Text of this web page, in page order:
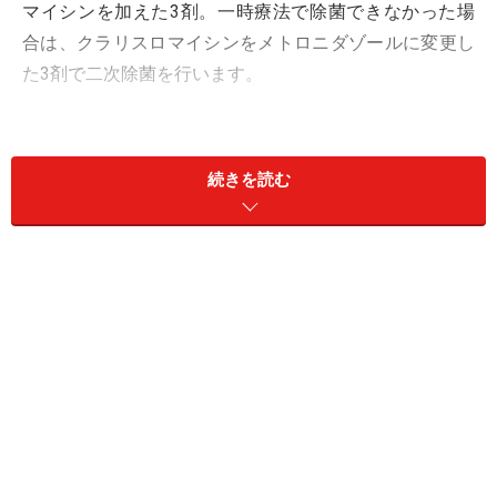
マイシンを加えた3剤。一時療法で除菌できなかった場
合は、クラリスロマイシンをメトロニダゾールに変更し
た3剤で二次除菌を行います。
ことです。近年クラリスロマイシン耐性型のピロ
リ菌が増加しており、全国平均では約40%が耐性菌にな
っているようです。小児科、呼吸器科、耳鼻咽喉科領域
続きを読む